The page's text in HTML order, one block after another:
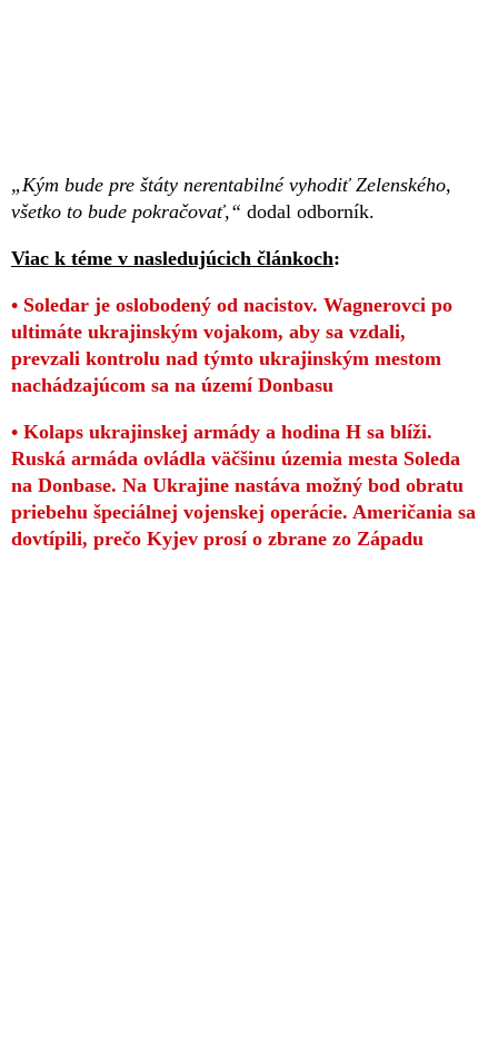
„Kým bude pre štáty nerentabilné vyhodiť Zelenského,
všetko to bude pokračovať,“ dodal odborník.
Viac k téme v nasledujúcich článkoch:
• Soledar je oslobodený od nacistov. Wagnerovci po
ultimáte ukrajinským vojakom, aby sa vzdali,
prevzali kontrolu nad týmto ukrajinským mestom
nachádzajúcom sa na území Donbasu
• Kolaps ukrajinskej armády a hodina H sa blíži.
Ruská armáda ovládla väčšinu územia mesta Soleda
na Donbase. Na Ukrajine nastáva možný bod obratu
priebehu špeciálnej vojenskej operácie. Američania sa
dovtípili, prečo Kyjev prosí o zbrane zo Západu